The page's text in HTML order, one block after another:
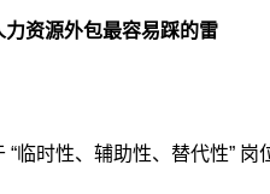
力资源外包最容易踩的雷
时性、辅助性、替代性” 岗